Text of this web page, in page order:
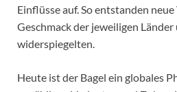
Einflüsse auf. So entstanden
Geschmack der jeweiligen
widerspiegelten.
Heute ist der Bagel ein globales